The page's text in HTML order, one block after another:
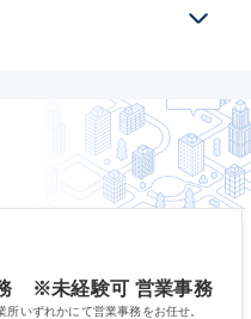
務 ※未経験可 営業事務
所いずれかにて営業事務をお任せ。